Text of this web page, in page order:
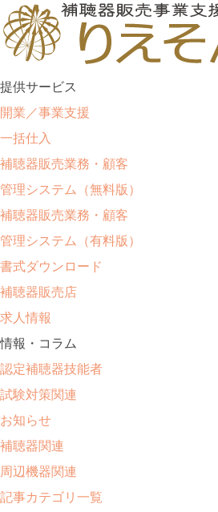
提供サービス
開業／事業支援
一括仕入
補聴器販売業務・顧客
管理システム（無料版）
補聴器販売業務・顧客
管理システム（有料版）
書式ダウンロード
補聴器販売店
求人情報
情報・コラム
認定補聴器技能者
試験対策関連
お知らせ
補聴器関連
周辺機器関連
記事カテゴリ一覧